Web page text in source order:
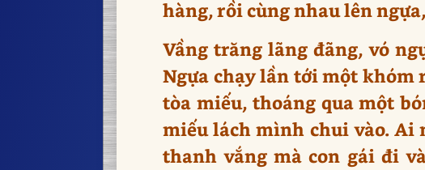
hàng, rồi cùng nhau lên
Vầng trăng lãng đãng, vó
Ngựa chạy lần tới một khóm
tòa miếu, thoáng qua một
miếu lách mình chui vào. Ai
thanh vắng mà con gái đi